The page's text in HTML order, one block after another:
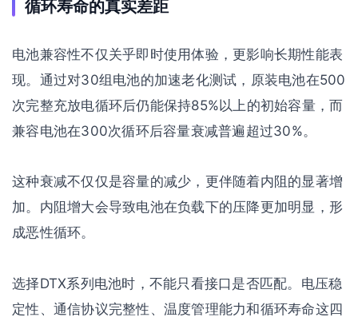
循环寿命的真实差距
电池兼容性不仅关乎即时使用体验，更影响长期性能表
现。通过对30组电池的加速老化测试，原装电池在500
次完整充放电循环后仍能保持85%以上的初始容量，而
兼容电池在300次循环后容量衰减普遍超过30%。
这种衰减不仅仅是容量的减少，更伴随着内阻的显著增
加。内阻增大会导致电池在负载下的压降更加明显，形
成恶性循环。
选择DTX系列电池时，不能只看接口是否匹配。电压稳
定性、通信协议完整性、温度管理能力和循环寿命这四